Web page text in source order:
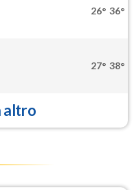
26° 36°
27° 38°
altro